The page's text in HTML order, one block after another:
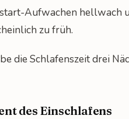
Aufwachen hellwach
zu früh.
die Schlafenszeit drei
des Einschlafens